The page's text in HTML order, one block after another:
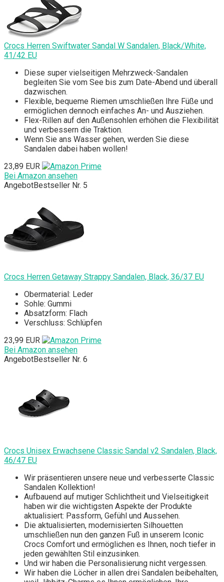
Crocs Herren Swiftwater Sandal W Sandalen, Black/White,
41/42 EU
Diese super vielseitigen Mehrzweck-Sandalen
begleiten Sie vom See bis zum Date-Abend und überall
dazwischen.
Flexible, bequeme Riemen umschließen Ihre Füße und
ermöglichen dennoch einfaches An- und Ausziehen.
Flex-Rillen auf den Außensohlen erhöhen die Flexibilität
und verbessern die Traktion.
Wenn Sie ans Wasser gehen, werden Sie diese
Sandalen dabei haben wollen!
23,89 EUR
Bei Amazon ansehen
AngebotBestseller Nr. 5
Crocs Herren Getaway Strappy Sandalen, Black, 36/37 EU
Obermaterial: Leder
Sohle: Gummi
Absatzform: Flach
Verschluss: Schlüpfen
23,99 EUR
Bei Amazon ansehen
AngebotBestseller Nr. 6
Crocs Unisex Erwachsene Classic Sandal v2 Sandalen, Black,
46/47 EU
Wir präsentieren unsere neue und verbesserte Classic
Sandalen Kollektion!
Aufbauend auf mutiger Schlichtheit und Vielseitigkeit
haben wir die wichtigsten Aspekte der Produkte
aktualisiert: Passform, Gefühl und Aussehen.
Die aktualisierten, modernisierten Silhouetten
umschließen nun den ganzen Fuß in unserem Iconic
Crocs Comfort und ermöglichen es Ihnen, noch tiefer in
jeden gewählten Stil einzusinken.
Und wir haben die Personalisierung nicht vergessen.
Wir haben die Löcher in allen drei Sandalen beibehalten,